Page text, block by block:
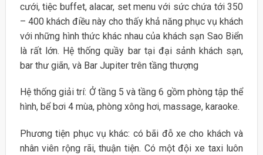
cưới, tiệc buffet, alacar, set menu với sức chứa tới 350
– 400 khách điều này cho thấy khả năng phục vụ khách
với những hình thức khác nhau của khách sạn Sao Biển
là rất lớn. Hệ thống quầy bar tại đại sảnh khách sạn,
bar thư giãn, và Bar Jupiter trên tầng thượng
Hệ thống giải trí: Ở tầng 5 và tầng 6 gồm phòng tập thể
hình, bể bơi 4 mùa, phòng xông hơi, massage, karaoke.
Phương tiện phục vụ khác: có bãi đỗ xe cho khách và
nhân viên rộng rãi, thuận tiện. Có một đội xe taxi luôn